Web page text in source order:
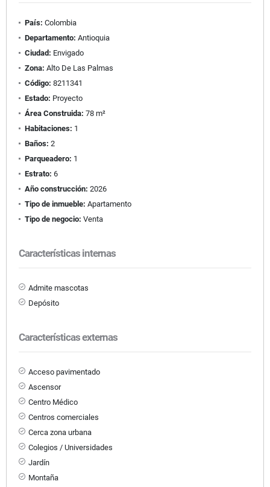
País: Colombia
Departamento: Antioquia
Ciudad: Envigado
Zona: Alto De Las Palmas
Código: 8211341
Estado: Proyecto
Área Construida: 78 m²
Habitaciones: 1
Baños: 2
Parqueadero: 1
Estrato: 6
Año construcción: 2026
Tipo de inmueble: Apartamento
Tipo de negocio: Venta
Características internas
Admite mascotas
Depósito
Características externas
Acceso pavimentado
Ascensor
Centro Médico
Centros comerciales
Cerca zona urbana
Colegios / Universidades
Jardín
Montaña